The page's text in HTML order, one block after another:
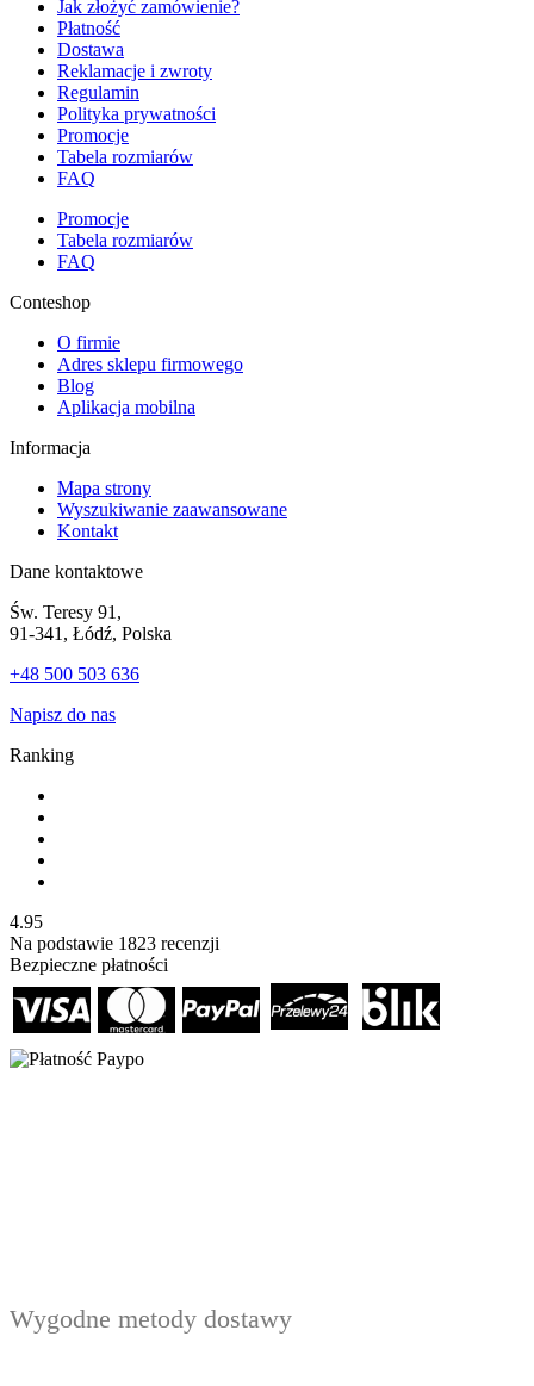
Jak złożyć zamówienie?
Płatność
Dostawa
Reklamacje i zwroty
Regulamin
Polityka prywatności
Promocje
Tabela rozmiarów
FAQ
Promocje
Tabela rozmiarów
FAQ
Conteshop
O firmie
Adres sklepu firmowego
Blog
Aplikacja mobilna
Informacja
Mapa strony
Wyszukiwanie zaawansowane
Kontakt
Dane kontaktowe
Św. Teresy 91,
91-341, Łódź, Polska
+48 500 503 636
Napisz do nas
Ranking
4.95
Na podstawie 1823 recenzji
Bezpieczne płatności
Wygodne metody dostawy